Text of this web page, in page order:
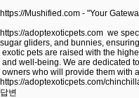
https://Mushified.com - "Your
https://adoptexoticpets.com we
sugar gliders, and bunnies,
exotic pets are raised with the
and well-being. We are dedicated
owners who will provide them with
https://adoptexoticpets.com/
답변